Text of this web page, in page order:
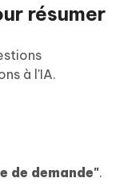
résumer
à l'IA.
de demande".